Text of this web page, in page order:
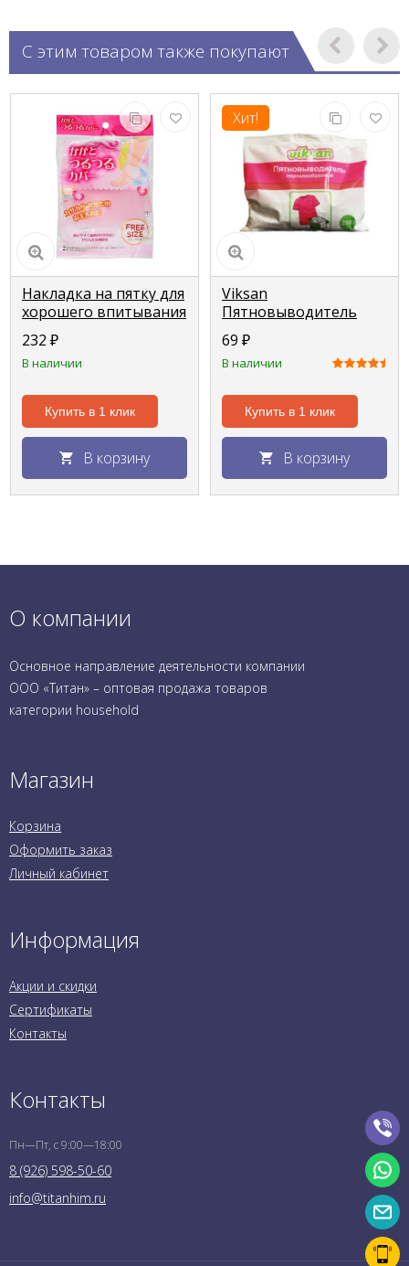
С этим товаром также покупают
Накладка на пятку для
хорошего впитывания
крема силиконовая
232 ₽
В наличии
Купить в 1 клик
В корзину
Хит!
Viksan
Пятновыводитель
250г, пакет
69 ₽
В наличии
Купить в 1 клик
В корзину
О компании
Основное направление деятельности компании
ООО «Титан» – оптовая продажа товаров
категории household
Магазин
Корзина
Оформить заказ
Личный кабинет
Информация
Акции и скидки
Сертификаты
Контакты
Контакты
Пн—Пт, с 9:00—18:00
8 (926) 598-50-60
info@titanhim.ru